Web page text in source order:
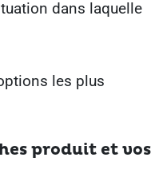
dans laquelle
les plus
produit et vos